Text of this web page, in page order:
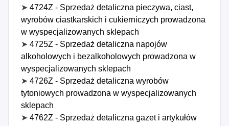
➤ 4724Z - Sprzedaż detaliczna pieczywa, ciast,
wyrobów ciastkarskich i cukierniczych prowadzona
w wyspecjalizowanych sklepach
➤ 4725Z - Sprzedaż detaliczna napojów
alkoholowych i bezalkoholowych prowadzona w
wyspecjalizowanych sklepach
➤ 4726Z - Sprzedaż detaliczna wyrobów
tytoniowych prowadzona w wyspecjalizowanych
sklepach
➤ 4762Z - Sprzedaż detaliczna gazet i artykułów